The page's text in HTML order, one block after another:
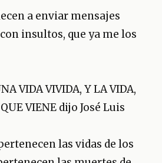
a enviar mensajes
insultos, que ya me los
VIDA VIVIDA, Y LA VIDA,
VIENE dijo José Luis
las vidas de los